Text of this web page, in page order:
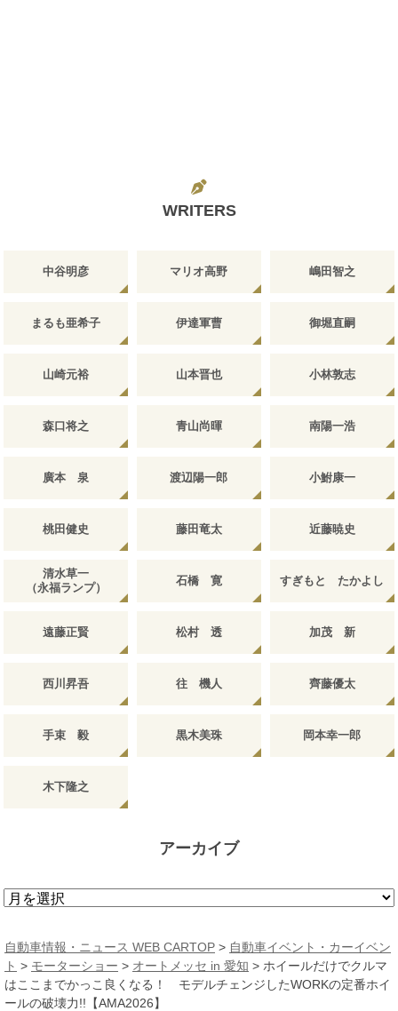
WRITERS
中谷明彦 マリオ高野 嶋田智之
まるも亜希子 伊達軍曹 御堀直嗣
山崎元裕 山本晋也 小林敦志
森口将之 青山尚暉 南陽一浩
廣本 泉 渡辺陽一郎 小鮒康一
桃田健史 藤田竜太 近藤暁史
清水草一
（永福ランプ）
石橋 寛 すぎもと たかよし
遠藤正賢 松村 透 加茂 新
西川昇吾 往 機人 齊藤優太
手束 毅 黒木美珠 岡本幸一郎
木下隆之
アーカイブ
ア
カ
イ
ブ
自動車情報・ニュース WEB CARTOP > 自動車イベント・カーイベン
ト > モーターショー > オートメッセ in 愛知 > ホイールだけでクルマ
はここまでかっこ良くなる！ モデルチェンジしたWORKの定番ホイ
ールの破壊力!!【AMA2026】